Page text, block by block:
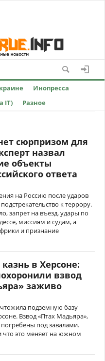
Инопресса
IT) Разное
сюрпризом для
назвал
объекты
ответа
на Россию после ударов
к террору.
запрет на въезд, удары по
миссиям и судам, а
и признание
в Херсоне:
взвод
заживо
подземную базу
Взвод «Птах Мадьяра»,
под завалами.
это меняет на южном